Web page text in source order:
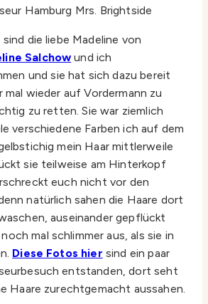
die liebe Madeline von
Salchow und ich
und sie hat sich dazu bereit
mal wieder auf Vordermann zu
zu retten. Sie war ziemlich
verschiedene Farben ich auf dem
mein Haar mittlerweile
sie teilweise am Hinterkopf
euch nicht vor den
natürlich sahen die Haare dort
auseinander gepflückt
mal schlimmer aus, als sie in
Diese Fotos hier sind ein paar
entstanden, dort seht
Haare zurechtgemacht aussahen.